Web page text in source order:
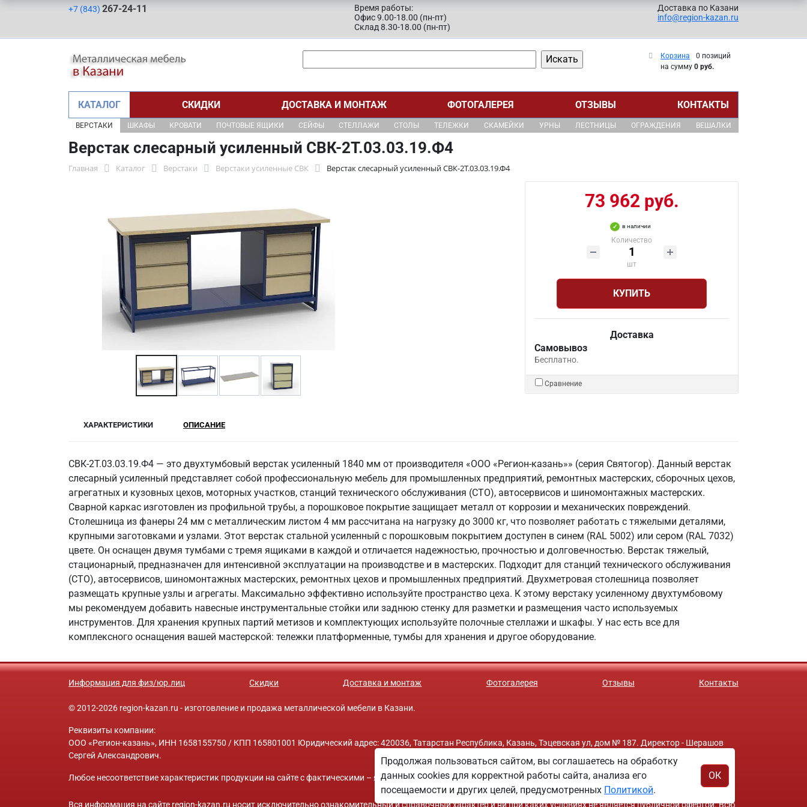
+7 (843) 267-24-11
Время работы:
Офис 9.00-18.00 (пн-пт)
Склад 8.30-18.00 (пн-пт)
Доставка по Казани
info@region-kazan.ru
Корзина
0 позиций
на сумму 0 руб.
КАТАЛОГ СКИДКИ ДОСТАВКА И МОНТАЖ ФОТОГАЛЕРЕЯ ОТЗЫВЫ КОНТАКТЫ
ВЕРСТАКИ ШКАФЫ КРОВАТИ ПОЧТОВЫЕ ЯЩИКИ СЕЙФЫ СТЕЛЛАЖИ СТОЛЫ ТЕЛЕЖКИ СКАМЕЙКИ УРНЫ ЛЕСТНИЦЫ ОГРАЖДЕНИЯ ВЕШАЛКИ
Верстак слесарный усиленный СВК-2Т.03.03.19.Ф4
Главная Каталог Верстаки Верстаки усиленные СВК Верстак слесарный усиленный СВК-2Т.03.03.19.Ф4
73 962 руб.
в наличии
Количество
шт
КУПИТЬ
Доставка
Самовывоз
Бесплатно.
Сравнение
ХАРАКТЕРИСТИКИ ОПИСАНИЕ
СВК-2Т.03.03.19.Ф4 — это двухтумбовый верстак усиленный 1840 мм от производителя «ООО «Регион-казань»» (серия Святогор). Данный верстак
слесарный усиленный представляет собой профессиональную мебель для промышленных предприятий, ремонтных мастерских, сборочных цехов,
агрегатных и кузовных цехов, моторных участков, станций технического обслуживания (СТО), автосервисов и шиномонтажных мастерских.
Сварной каркас изготовлен из профильной трубы, а порошковое покрытие защищает металл от коррозии и механических повреждений.
Столешница из фанеры 24 мм с металлическим листом 4 мм рассчитана на нагрузку до 3000 кг, что позволяет работать с тяжелыми деталями,
крупными заготовками и узлами. Этот верстак стальной усиленный с порошковым покрытием доступен в синем (RAL 5002) или сером (RAL 7032)
цвете. Он оснащен двумя тумбами с тремя ящиками в каждой и отличается надежностью, прочностью и долговечностью. Верстак тяжелый,
стационарный, предназначен для интенсивной эксплуатации на производстве и в мастерских. Подходит для станций технического обслуживания
(СТО), автосервисов, шиномонтажных мастерских, ремонтных цехов и промышленных предприятий. Двухметровая столешница позволяет
размещать крупные узлы и агрегаты. Максимально эффективно используйте пространство цеха. К этому верстаку усиленному двухтумбовому
мы рекомендуем добавить навесные инструментальные стойки или заднюю стенку для разметки и размещения часто используемых
инструментов. Для хранения крупных партий метизов и комплектующих используйте полочные стеллажи и шкафы. У нас есть все для
комплексного оснащения вашей мастерской: тележки платформенные, тумбы для хранения и другое оборудование.
Информация для физ/юр.лиц Скидки Доставка и монтаж Фотогалерея Отзывы Контакты
© 2012-2026 region-kazan.ru - изготовление и продажа металлической мебели в Казани.
Реквизиты компании:
ООО «Регион-казань», ИНН 1658155750 / КПП 165801001 Юридический адрес: 420036, Татарстан Республика, Казань, Тэцевская ул, дом № 187. Директор - Шерашов
Сергей Александрович.
Любое несоответствие характеристик продукции на сайте с фактическими – является опечаткой.
Вся информация на сайте region-kazan.ru носит исключительно ознакомительный и справочный характер и ни при каких условиях не является публичной офертой. Всю
Продолжая пользоваться сайтом, вы соглашаетесь на обработку
данных cookies для корректной работы сайта, анализа его
посещаемости и других целей, предусмотренных Политикой.
ОК